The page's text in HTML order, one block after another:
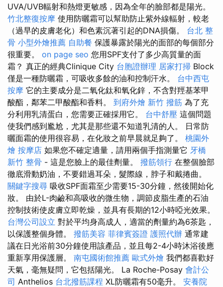
UVA/UVB輻射和熱燈更敏感，因為全年的臉部都是陽光。
竹北整復按摩 使用防曬霜可以幫助防止紫外線輻射，較老
（過早的皮膚老化）和色素沉著引起的DNA損傷。 台北 整
骨 小型外燴推薦 自助餐 保護暴露於陽光的面部的每個部分
很重要。 on page seo 您用SPF支付了多少高質量的面
霜？ 真正的經典Clinique City 台胞證辦理 居家打掃 Block
僅是一種防曬霜，可吸收多餘的油和控制汗水。 台中西屯
按摩 它的主要成分是二氧化鈦和氧化鋅，不含對羥基苯甲
酸酯，鄰苯二甲酸酯和香料。 到府外燴 新竹 撥筋 為了充
分利用乳清蛋白，您需要正確採用它。 台中舒壓 這個問題
使我們感到尷尬，尤其是那些還不知道乳清的人。 日常防
曬面霜的使用很容易，在化妝之前早晨就足夠了。 桃園外
燴 按摩店 如果您不確定適量，請用兩個手指測量它 牙橋
新竹 整骨 - 這是您臉上的最佳劑量。 撥筋領行 在整個臉部
徹底滑動奶油，不要錯過耳朵，髮際線，脖子和戴捲曲。
關鍵字搜尋 吸收SPF面霜至少需要15-30分鐘，然後開始化
妝。 由於L-肉鹼和高吸收的微生物，調節皮脂生產的石油
控制技術使皮膚立即乾燥，並具有長期的12小時啞光效果。
台灣公司設立 對於平均身高成人，適當的劑量約為6茶匙，
以保護整個身體。 撥筋美容 菲律賓簽證 護照代辦 通常建
議在日光浴前30分鐘使用該產品，並且每2-4小時沐浴後應
重新享用保護層。 南屯國術館推薦 歐式外燴 我們都喜歡好
天氣，毫無疑問，它包括陽光。 La Roche-Posay 會計公
司 Anthelios 台北撥筋課程 XL防曬霜有50毫升。 安養院